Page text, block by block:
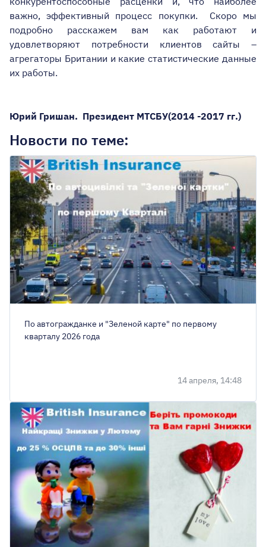
важно, эффективный процесс покупки. Скоро мы
подробно расскажем вам как работают и
удовлетворяют потребности клиентов сайты –
агрегаторы Британии и какие статистические данные
их работы.
Юрий Гришан. Президент МТСБУ(2014 -2017 гг.)
Новости по теме:
По автогражданке и "Зеленой карте" по первому
кварталу 2026 года
14 апреля, 14:48